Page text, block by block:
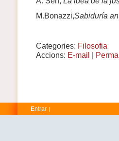
M.Bonazzi, Sabiduría
Categories: Filosofia
Accions: E-mail |
Entrar |